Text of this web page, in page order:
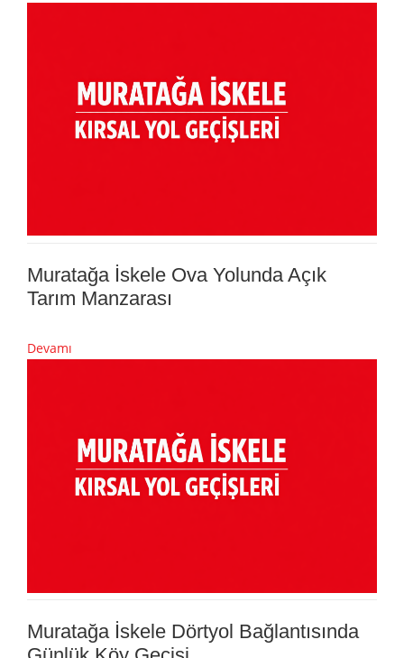
Muratağa İskele Ova Yolunda Açık
Tarım Manzarası
Devamı
Muratağa İskele Dörtyol Bağlantısında